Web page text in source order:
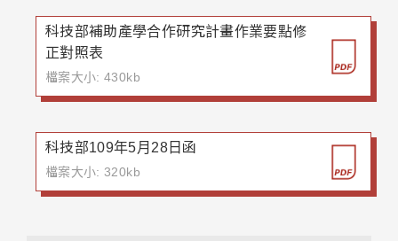
科技部補助產學合作研究計畫作業要點修
正對照表
檔案大小: 430kb
科技部109年5月28日函
檔案大小: 320kb